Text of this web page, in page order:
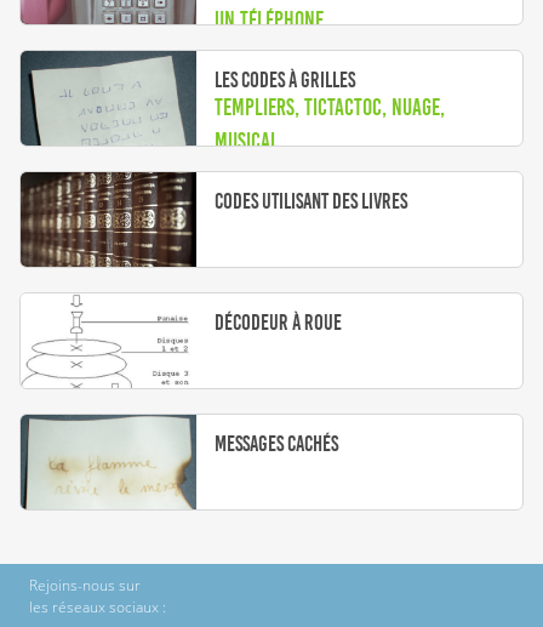
un téléphone...
Les codes à grilles
Templiers, TicTacToc, Nuage,
Musical
Codes utilisant des livres
Décodeur à roue
Messages Cachés
Rejoins-nous sur
les réseaux sociaux :